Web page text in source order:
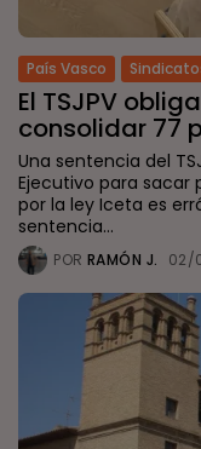
País Vasco
El TSJPV
consolidar 77
Una sentencia del
Ejecutivo para sacar
por la ley Iceta es
sentencia...
POR RAMÓN J. 02/